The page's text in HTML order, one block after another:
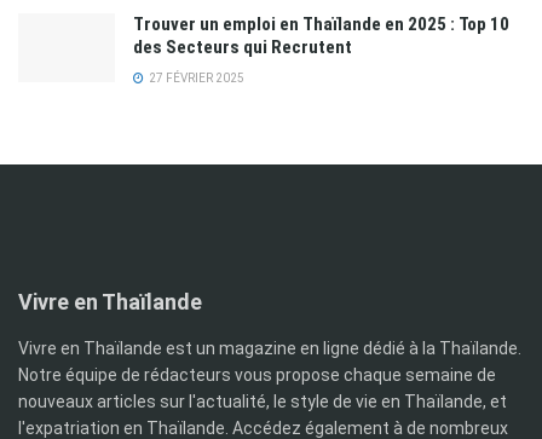
Trouver un emploi en Thaïlande en 2025 : Top 10
des Secteurs qui Recrutent
27 FÉVRIER 2025
Vivre en Thaïlande
Vivre en Thaïlande est un magazine en ligne dédié à la Thaïlande.
Notre équipe de rédacteurs vous propose chaque semaine de
nouveaux articles sur l'actualité, le style de vie en Thaïlande, et
l'expatriation en Thaïlande. Accédez également à de nombreux